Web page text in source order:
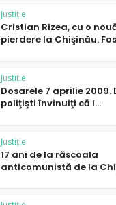
Justiție
Cristian Rizea, cu o
pierdere la Chişinău.
Justiție
Dosarele 7 aprilie 2009.
poliţişti învinuiţi că l...
Justiție
17 ani de la răscoala
anticomunistă de la